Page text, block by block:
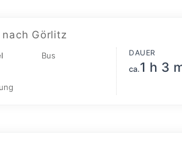
nach Görlitz
Bus
DAUER
ca.1 h 3